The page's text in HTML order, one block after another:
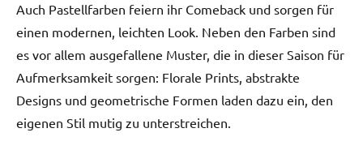
Auch Pastellfarben feiern ihr Comeback und sorgen für
einen modernen, leichten Look. Neben den Farben sind
es vor allem ausgefallene Muster, die in dieser Saison für
Aufmerksamkeit sorgen: Florale Prints, abstrakte
Designs und geometrische Formen laden dazu ein, den
eigenen Stil mutig zu unterstreichen.